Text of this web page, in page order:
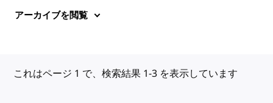
アーカイブを閲覧
これはページ 1 で、検索結果 1-3 を表示しています